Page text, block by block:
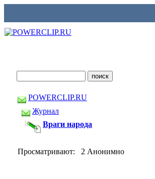
POWERCLIP.RU
Журнал
Враги народа
Просматривают: 2 Анонимно